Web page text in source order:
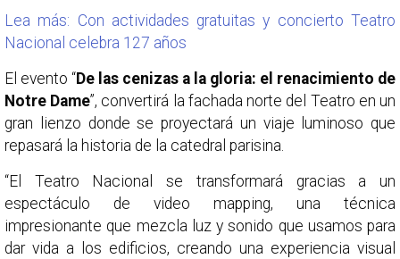
Lea más: Con actividades gratuitas y concierto Teatro
Nacional celebra 127 años
El evento “De las cenizas a la gloria: el renacimiento de
Notre Dame”, convertirá la fachada norte del Teatro en un
gran lienzo donde se proyectará un viaje luminoso que
repasará la historia de la catedral parisina.
“El Teatro Nacional se transformará gracias a un
espectáculo de video mapping, una técnica
impresionante que mezcla luz y sonido que usamos para
dar vida a los edificios, creando una experiencia visual